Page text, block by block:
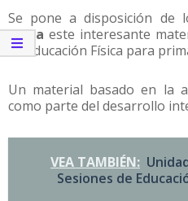
Se pone a disposición de
Física este interesante
de Educación Física para
Un material basado en la
como parte del desarrollo
VEA TAMBIÉN:
Sesiones de